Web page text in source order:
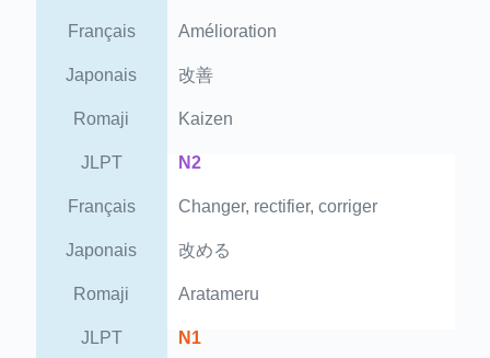
Français Amélioration
Japonais 改善
Romaji Kaizen
JLPT N2
Français Changer, rectifier, corriger
Japonais 改める
Romaji Aratameru
JLPT N1